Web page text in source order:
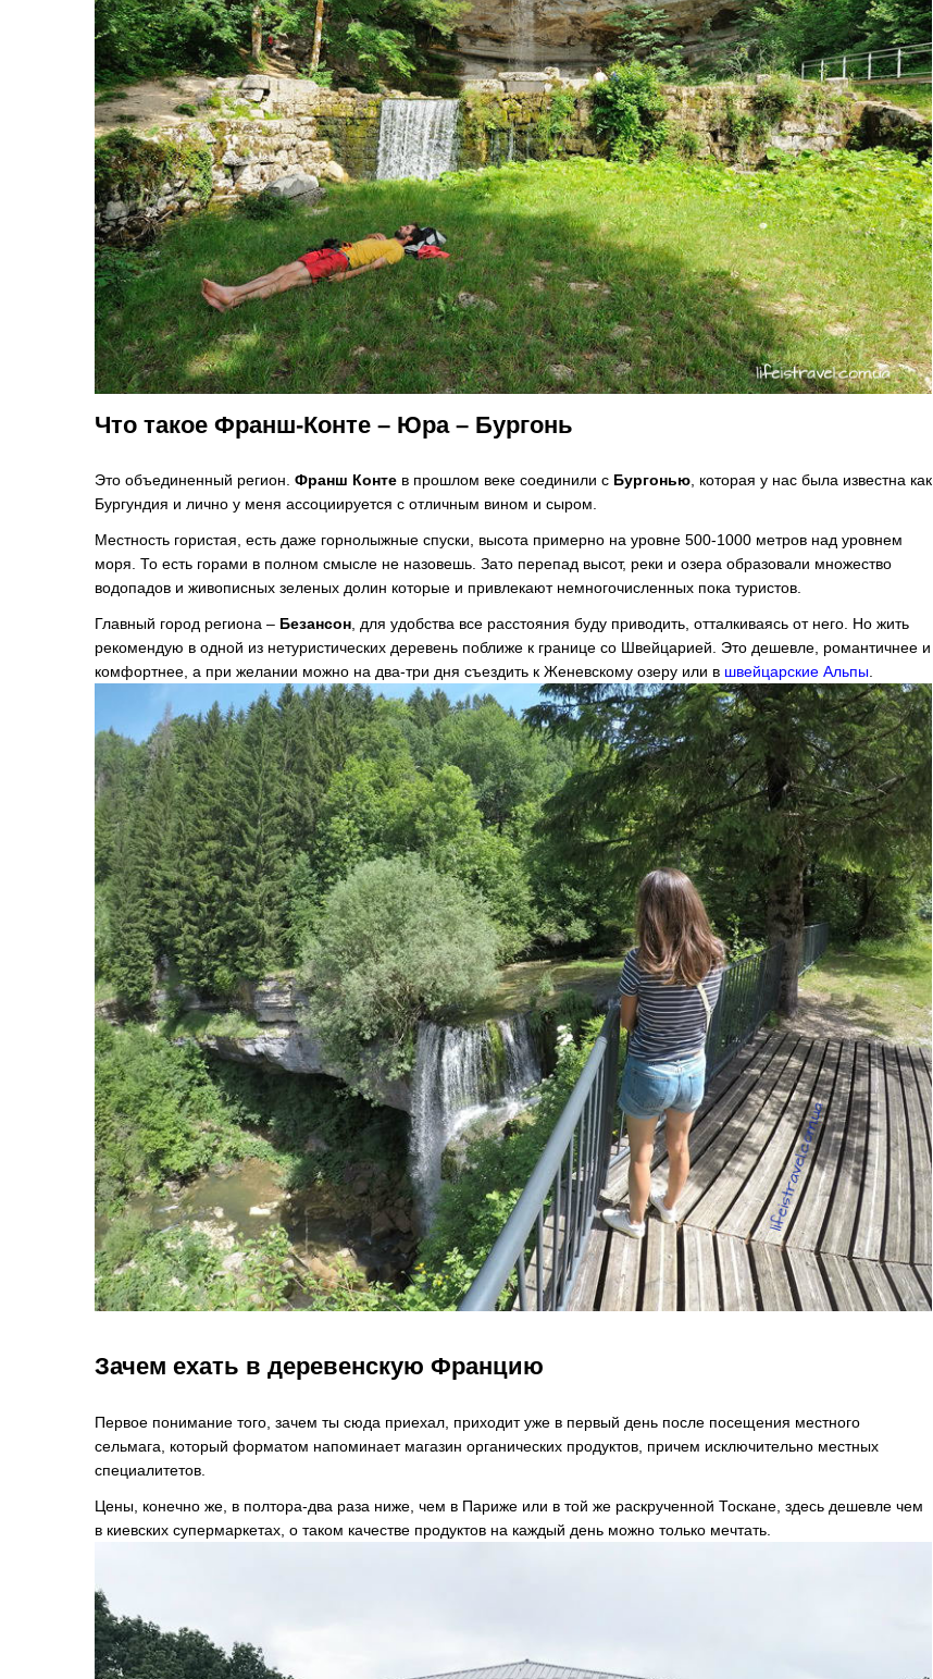
Что такое Франш-Конте – Юра – Бургонь
Это объединенный регион. Франш Конте в прошлом веке соединили с Бургонью , которая у нас была известна как
Бургундия и лично у меня ассоциируется с отличным вином и сыром.
Местность гористая, есть даже горнолыжные спуски, высота примерно на уровне 500-1000 метров над уровнем
моря. То есть горами в полном смысле не назовешь. Зато перепад высот, реки и озера образовали множество
водопадов и живописных зеленых долин которые и привлекают немногочисленных пока туристов.
Главный город региона – Безансон , для удобства все расстояния буду приводить, отталкиваясь от него. Но жить
рекомендую в одной из нетуристических деревень поближе к границе со Швейцарией. Это дешевле, романтичнее и
комфортнее, а при желании можно на два-три дня съездить к Женевскому озеру или в швейцарские Альпы
Зачем ехать в деревенскую Францию
Первое понимание того, зачем ты сюда приехал, приходит уже в первый день после посещения местного
сельмага, который форматом напоминает магазин органических продуктов, причем исключительно местных
специалитетов.
Цены, конечно же, в полтора-два раза ниже, чем в Париже или в той же раскрученной Тоскане, здесь дешевле чем
в киевских супермаркетах, о таком качестве продуктов на каждый день можно только мечтать.